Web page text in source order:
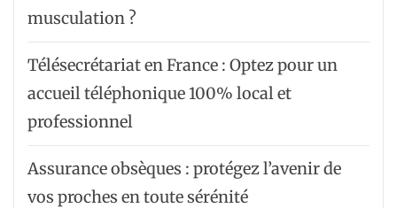
musculation ?
Télésecrétariat en France : Optez pour un
accueil téléphonique 100% local et
professionnel
Assurance obsèques : protégez l’avenir de
vos proches en toute sérénité